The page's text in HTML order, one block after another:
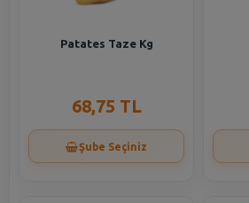
Patates Taze Kg
68,75 TL
Şube Seçiniz